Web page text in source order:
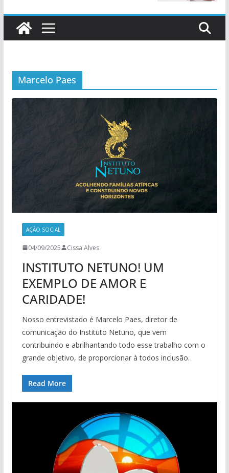
Marcelo Paes
AÇÃO SOCIAL
04/09/2025 Cissa Alves
INSTITUTO NETUNO! UM
EXEMPLO DE AMOR E
CARIDADE!
Nosso entrevistado é Marcelo Paes, diretor de
comunicação do Instituto Netuno, que vem
contribuindo e abrilhantando todo esse trabalho com o
grande objetivo, de proporcionar à todos inclusão.
Read More